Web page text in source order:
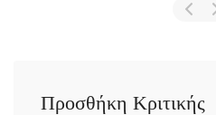
Προσθήκη Κριτικής